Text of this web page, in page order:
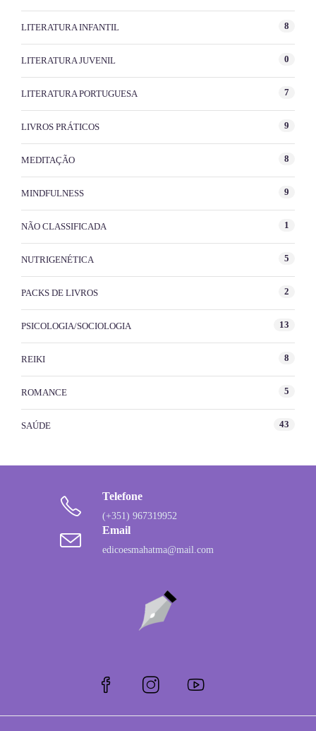
LITERATURA INFANTIL 8
LITERATURA JUVENIL 0
LITERATURA PORTUGUESA 7
LIVROS PRÁTICOS 9
MEDITAÇÃO 8
MINDFULNESS 9
NÃO CLASSIFICADA 1
NUTRIGENÉTICA 5
PACKS DE LIVROS 2
PSICOLOGIA/SOCIOLOGIA 13
REIKI 8
ROMANCE 5
SAÚDE 43
Telefone
(+351) 967319952
Email
edicoesmahatma@mail.com